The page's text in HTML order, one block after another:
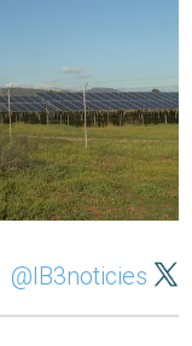
@IB3noticies